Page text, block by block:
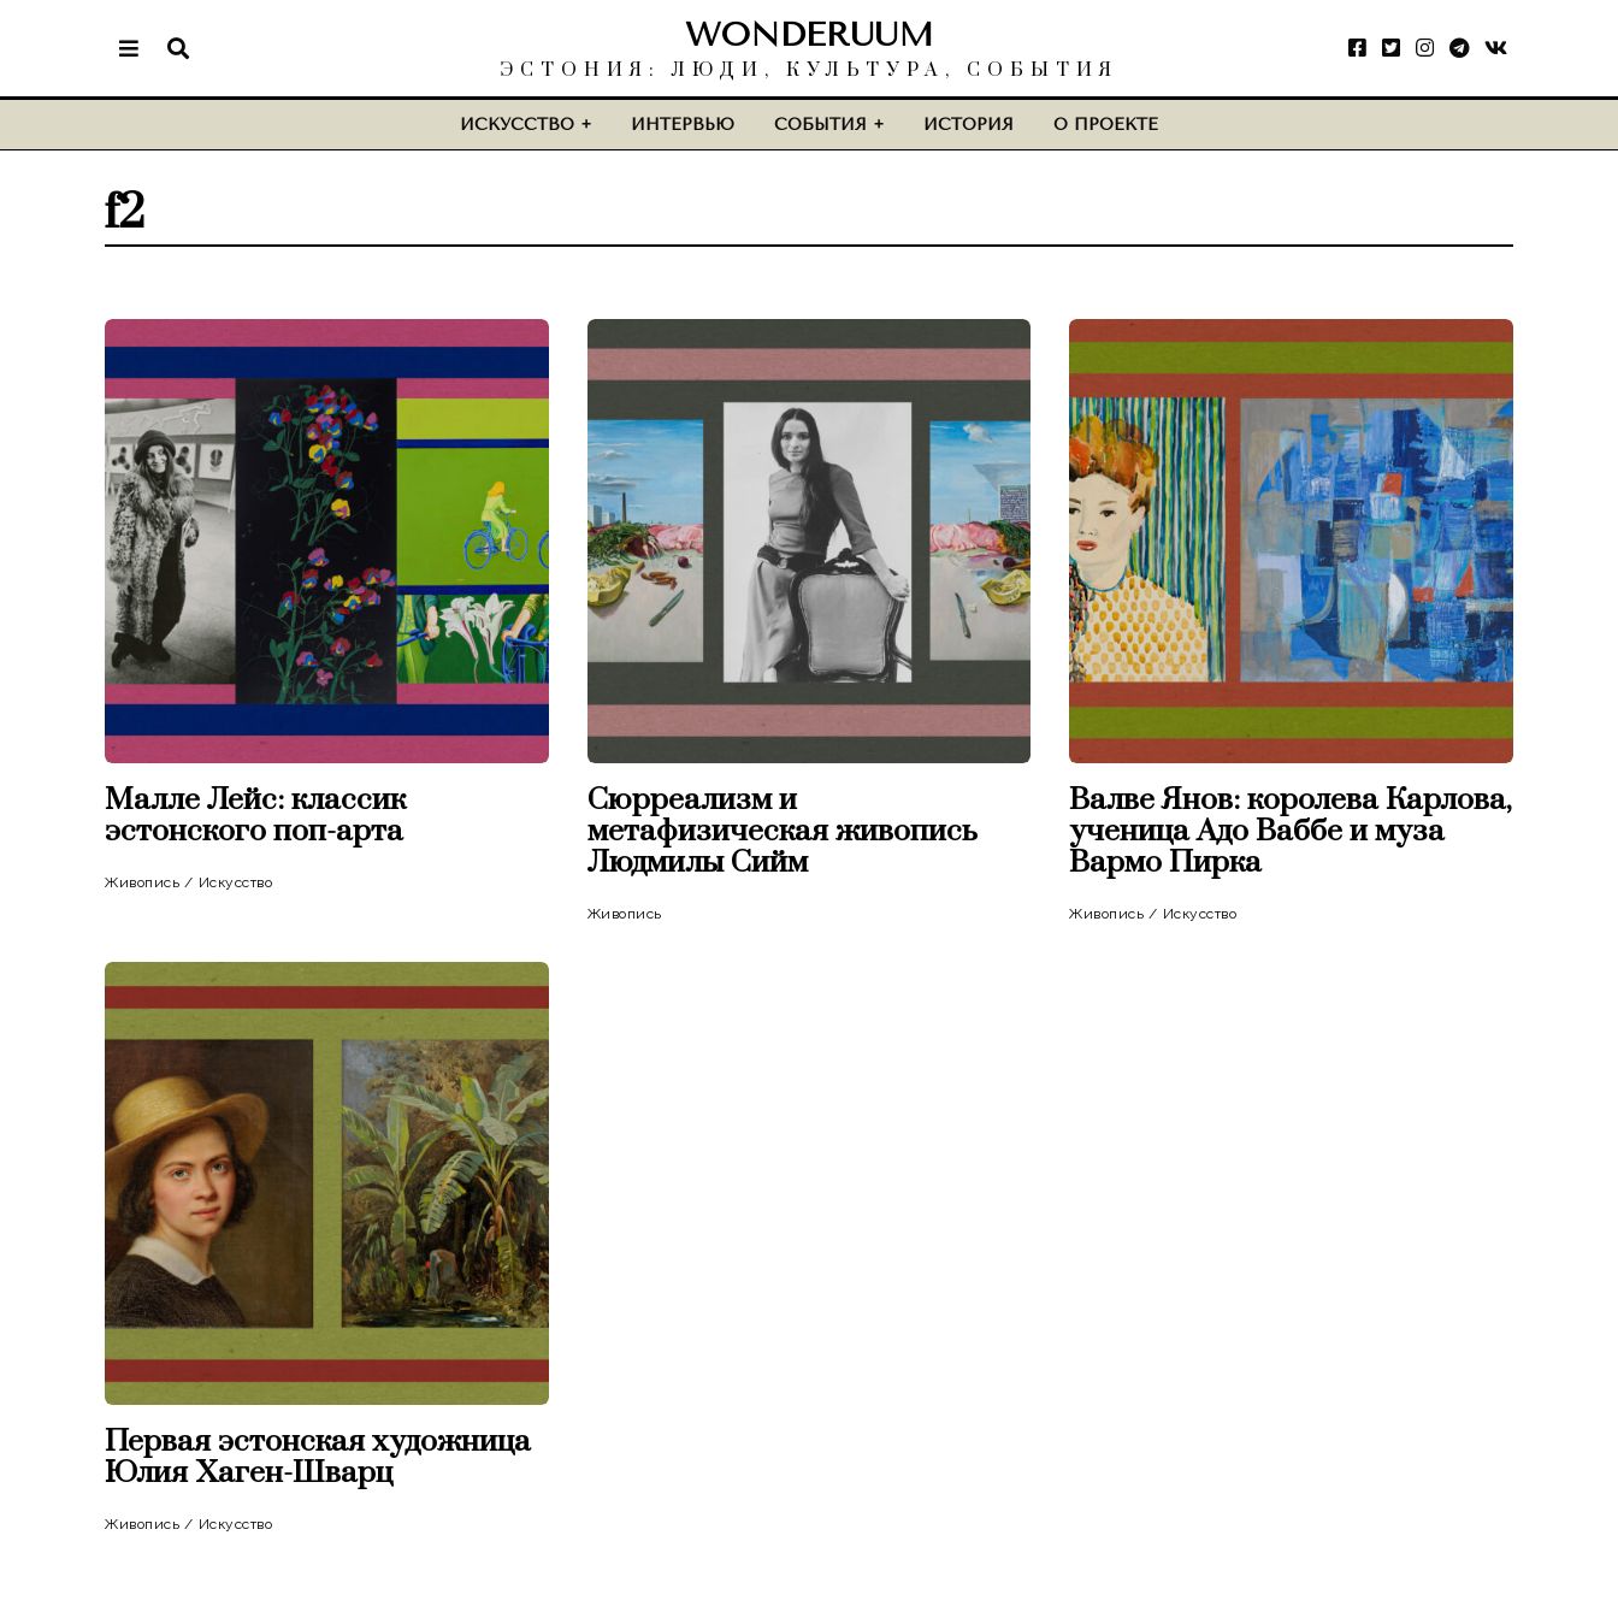
WONDERUUM
ЭСТОНИЯ: ЛЮДИ, КУЛЬТУРА, СОБЫТИЯ
ИСКУССТВО ИНТЕРВЬЮ СОБЫТИЯ ИСТОРИЯ О ПРОЕКТЕ
f2
Малле Лейс: классик
эстонского поп-арта
Живопись / Искусство
Сюрреализм и
метафизическая живопись
Людмилы Сийм
Живопись
Валве Янов: королева Карлова,
ученица Адо Ваббе и муза
Вармо Пирка
Живопись / Искусство
Первая эстонская художница
Юлия Хаген-Шварц
Живопись / Искусство